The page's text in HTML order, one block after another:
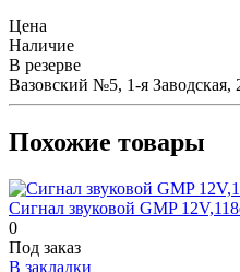
Цена
Наличие
В резерве
Вазовский №5, 1-я Заводская,
Похожие товары
Сигнал звуковой GMP
0
Под заказ
В закладки